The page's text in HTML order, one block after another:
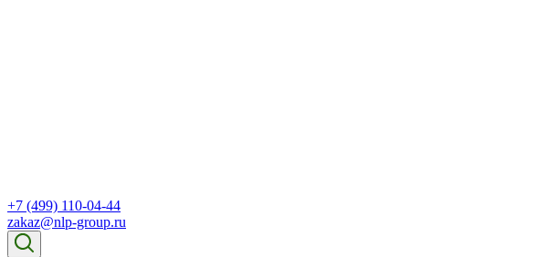
+7 (499) 110-04-44
zakaz@nlp-group.ru